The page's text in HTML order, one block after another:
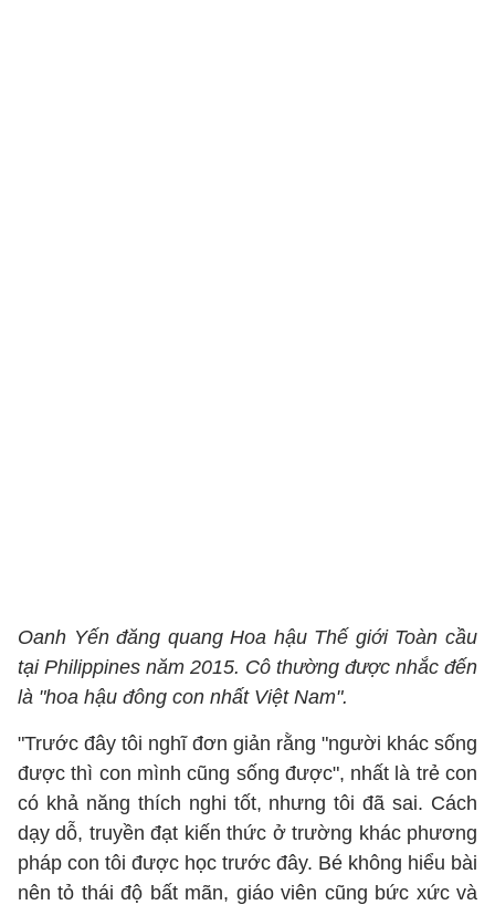
Oanh Yến đăng quang Hoa hậu Thế giới Toàn cầu
tại Philippines năm 2015. Cô thường được nhắc đến
là "hoa hậu đông con nhất Việt Nam".
"Trước đây tôi nghĩ đơn giản rằng "người khác sống
được thì con mình cũng sống được", nhất là trẻ con
có khả năng thích nghi tốt, nhưng tôi đã sai. Cách
dạy dỗ, truyền đạt kiến thức ở trường khác phương
pháp con tôi được học trước đây. Bé không hiểu bài
nên tỏ thái độ bất mãn, giáo viên cũng bức xức và